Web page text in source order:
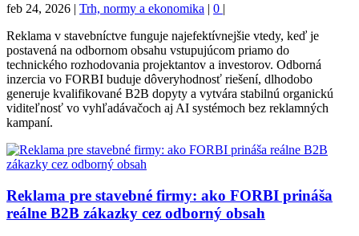
feb 24, 2026 | Trh, normy a ekonomika | 0 |
Reklama v stavebníctve funguje najefektívnejšie vtedy, keď je
postavená na odbornom obsahu vstupujúcom priamo do
technického rozhodovania projektantov a investorov. Odborná
inzercia vo FORBI buduje dôveryhodnosť riešení, dlhodobo
generuje kvalifikované B2B dopyty a vytvára stabilnú organickú
viditeľnosť vo vyhľadávačoch aj AI systémoch bez reklamných
kampaní.
Reklama pre stavebné firmy: ako FORBI prináša
reálne B2B zákazky cez odborný obsah